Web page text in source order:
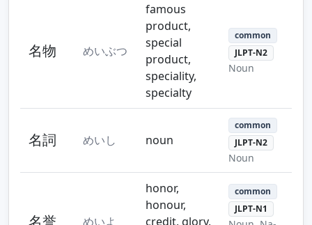
名物 めいぶつ
famous
product,
special
product,
speciality,
specialty
common
JLPT-N2
Noun
名詞 めいし noun
common
JLPT-N2
Noun
名誉 めいよ
honor,
honour,
credit, glory,
common
JLPT-N1